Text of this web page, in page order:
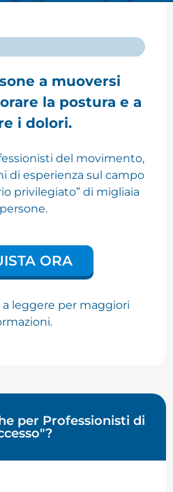
a muoversi
la postura e a
i dolori.
del movimento,
di esperienza sul campo
privilegiato” di migliaia
ORA
leggere per maggiori
per Professionisti di